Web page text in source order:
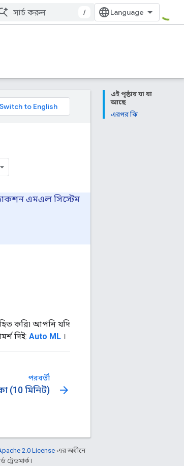
/
এই পৃষ্ঠায় যা যা
আছে
এরপর কি
এমএল সিস্টেম
করি৷ আপনি যদি
দিই: Auto ML ।
পরবর্তী
(10 মিনিট) arrow_forward
2.0 License-এর অধীনে
ট্রেডমার্ক।